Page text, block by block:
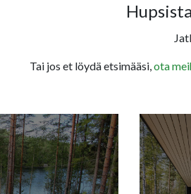
Tai jos et löydä etsimääsi,ota